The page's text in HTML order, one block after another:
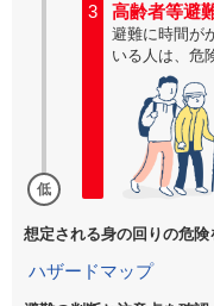
低
3 高齢者等避
避難に時間が
いる人は、危
想定される身の回りの危険
ハザードマップ